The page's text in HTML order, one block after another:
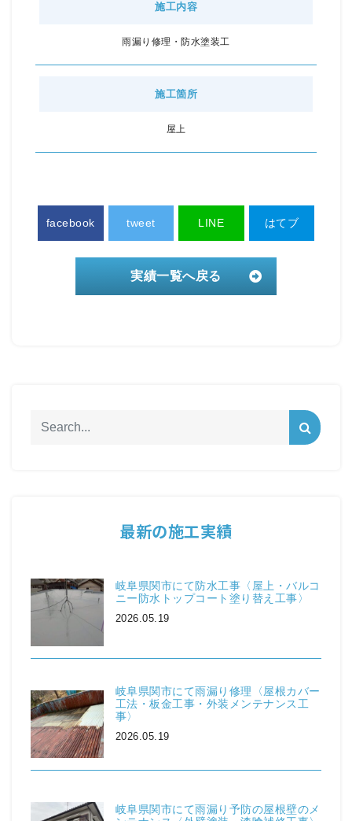
施工内容
雨漏り修理・防水塗装工
施工箇所
屋上
facebook tweet LINE はてブ
実績一覧へ戻る
最新の施工実績
岐阜県関市にて防水工事〈屋上・バルコ
ニー防水トップコート塗り替え工事〉
2026.05.19
岐阜県関市にて雨漏り修理〈屋根カバー
工法・板金工事・外装メンテナンス工
事〉
2026.05.19
岐阜県関市にて雨漏り予防の屋根壁のメ